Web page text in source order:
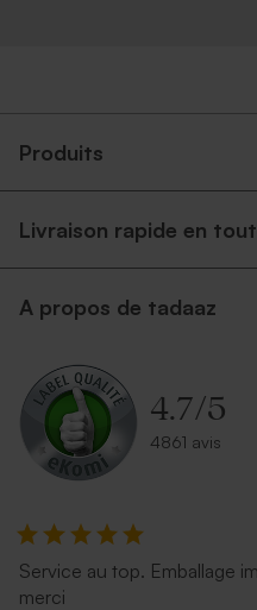
Produits
Livraison rapide en
A propos de tadaaz
4.7/5
4861 avis
Service au top. Emballage
merci